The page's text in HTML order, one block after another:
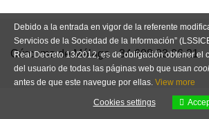
Cúrcuma de Málaga +34 608 23 06 21
Debido a la entrada en vigor de la referente
Servicios de la Sociedad de la Información”
Real Decreto 13/2012, es de obligación obtener el
del usuario de todas las páginas web que usan
antes de que este navegue por ellas. View more
Cookies settings